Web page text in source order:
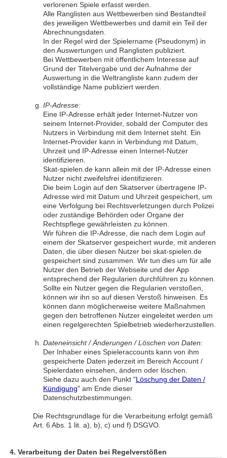
verlorenen Spiele erfasst werden.
Alle Ranglisten aus Wettbewerben sind Bestandteil
des jeweiligen Wettbewerbes und damit ein Teil der
Abrechnungsdaten.
In der Regel wird der Spielername (Pseudonym) in
den Auswertungen und Ranglisten publiziert.
Bei Wettbewerben mit öffentlichem Interesse auf
Grund der Titelvergabe und der Aufnahme der
Auswertung in die Weltrangliste kann zudem der
vollständige Name publiziert werden.
IP-Adresse:
Eine IP-Adresse erhält jeder Internet-Nutzer von
seinem Internet-Provider, sobald der Computer des
Nutzers in Verbindung mit dem Internet steht. Ein
Internet-Provider kann in Verbindung mit Datum,
Uhrzeit und IP-Adresse einen Internet-Nutzer
identifizieren.
Skat-spielen.de kann allein mit der IP-Adresse einen
Nutzer nicht zweifelsfrei identifizieren.
Die beim Login auf den Skatserver übertragene IP-
Adresse wird mit Datum und Uhrzeit gespeichert, um
eine Verfolgung bei Rechtsverletzungen durch Polizei
oder zuständige Behörden oder Organe der
Rechtspflege gewährleisten zu können.
Wir führen die IP-Adresse, die nach dem Login auf
einem der Skatserver gespeichert wurde, mit anderen
Daten, die über diesen Nutzer bei skat-spielen.de
gespeichert sind zusammen. Wir tun dies um für alle
Nutzer den Betrieb der Webseite und der App
entsprechend der Regularien durchführen zu können.
Sollte ein Nutzer gegen die Regularien verstoßen,
können wir ihn so auf diesen Verstoß hinweisen. Es
können dann möglicherweise weitere Maßnahmen
gegen den betroffenen Nutzer eingeleitet werden um
einen regelgerechten Spielbetrieb wiederherzustellen.
Dateneinsicht / Änderungen / Löschen von Daten:
Der Inhaber eines Spieleraccounts kann von ihm
gespeicherte Daten jederzeit im Bereich Account /
Spielerdaten einsehen, ändern oder löschen.
Siehe dazu auch den Punkt "Löschung der Daten /
Kündigung" am Ende dieser
Datenschutzbestimmungen.
Die Rechtsgrundlage für die Verarbeitung erfolgt gemäß
Art. 6 Abs. 1 lit. a), b), c) und f) DSGVO.
Verarbeitung der Daten bei Regelverstößen